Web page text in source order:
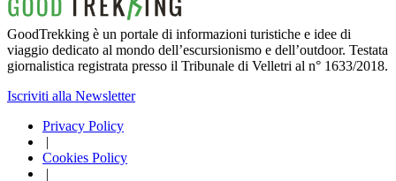
GoodTrekking è un portale di informazioni turistiche e idee di
viaggio dedicato al mondo dell’escursionismo e dell’outdoor. Testata
giornalistica registrata presso il Tribunale di Velletri al n° 1633/2018.
Iscriviti alla Newsletter
Privacy Policy
|
Cookies Policy
|